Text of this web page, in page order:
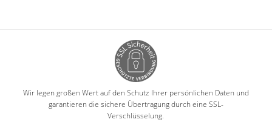
Wir legen großen Wert auf den Schutz Ihrer persönlichen Daten und
garantieren die sichere Übertragung durch eine SSL-
Verschlüsselung.